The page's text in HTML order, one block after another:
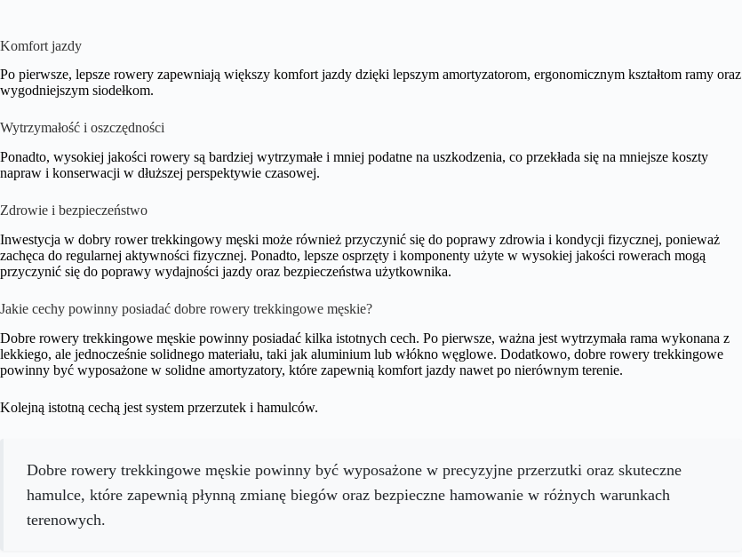
Komfort jazdy
Po pierwsze, lepsze rowery zapewniają większy komfort jazdy dzięki lepszym amortyzatorom, ergonomicznym kształtom ramy oraz
wygodniejszym siodełkom.
Wytrzymałość i oszczędności
Ponadto, wysokiej jakości rowery są bardziej wytrzymałe i mniej podatne na uszkodzenia, co przekłada się na mniejsze koszty
napraw i konserwacji w dłuższej perspektywie czasowej.
Zdrowie i bezpieczeństwo
Inwestycja w dobry rower trekkingowy męski może również przyczynić się do poprawy zdrowia i kondycji fizycznej, ponieważ
zachęca do regularnej aktywności fizycznej. Ponadto, lepsze osprzęty i komponenty użyte w wysokiej jakości rowerach mogą
przyczynić się do poprawy wydajności jazdy oraz bezpieczeństwa użytkownika.
Jakie cechy powinny posiadać dobre rowery trekkingowe męskie?
Dobre rowery trekkingowe męskie powinny posiadać kilka istotnych cech. Po pierwsze, ważna jest wytrzymała rama wykonana z
lekkiego, ale jednocześnie solidnego materiału, taki jak aluminium lub włókno węglowe. Dodatkowo, dobre rowery trekkingowe
powinny być wyposażone w solidne amortyzatory, które zapewnią komfort jazdy nawet po nierównym terenie.
Kolejną istotną cechą jest system przerzutek i hamulców.
Dobre rowery trekkingowe męskie powinny być wyposażone w precyzyjne przerzutki oraz skuteczne
hamulce, które zapewnią płynną zmianę biegów oraz bezpieczne hamowanie w różnych warunkach
terenowych.